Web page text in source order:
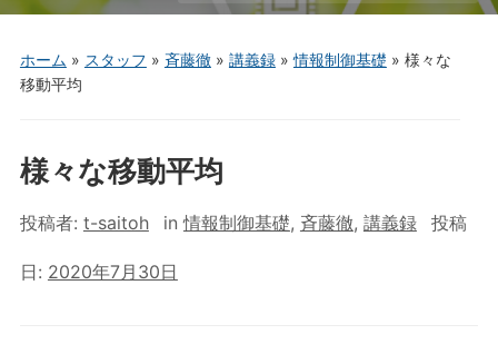
menu
ホーム » スタッフ » 斉藤徹» 講義録»情報制御基礎 » 様々な
移動平均
様々な移動平均
投稿者: t-saitoh in情報制御基礎, 斉藤徹, 講義録 投稿
日: 2020年7月30日